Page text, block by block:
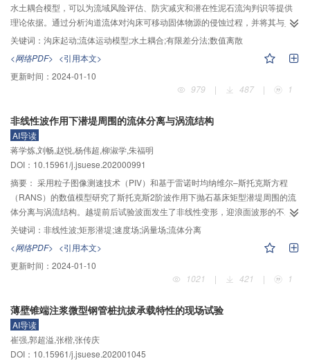
水土耦合模型，可以为流域风险评估、防灾减灾和潜在性泥石流沟判识等提供
理论依据。通过分析沟道流体对沟床可移动固体物源的侵蚀过程，并将其与具
有时空变异性的坡面汇流及上空降雨进行合理耦合，建立了小流域沟道流体运
动的水土耦合模型；采用有限差分法对流体运动水土耦合模型进行时空离散，
得到了沟道流体运动数值离散模型；在此基础上，基于MATLAB语言编写了流
体运动数值离散模型的求解程序；同时，以来流流量及沟槽坡度为控制变量开
展了室内模型实验，观测不同工况条件下沟槽控制点处流体流深、流速以及流
发现在沟槽坡度保持不变的条件下，沟槽控制点处流体流深及流体流速与来流
流量之间呈正相关关系，流体容重与来流流量之间呈负相关关系；同时，将沟
槽控制点处流体流深、流速以及流体容重的数值求解结果与实验测量结果进行
对比分析，发现流体流速和流体容重的模拟精度均高于90%，流体流深的模拟
精度高于80%。表明所建立的小流域沟道流体运动的水土耦合模型基本合理，
所采用的数值离散方法及所编写的模型求解程序较为可行。
关键词： 沟床起动;流体运动模型;水土耦合;有限差分法;数值离散
<网络PDF> <引用本文>
更新时间： 2024-01-10
979
| 487 | 1
非线性波作用下潜堤周围的流体分离与涡流结构
AI导读
蒋学炼,刘畅,赵悦,杨伟超,柳淑学,朱福明
DOI：10.15961/j.jsuese.202000991
摘要： 采用粒子图像测速技术（PIV）和基于雷诺时均纳维尔–斯托克斯方程
（RANS）的数值模型研究了斯托克斯2阶波作用下抛石基床矩型潜堤周围的流
体分离与涡流结构。越堤前后试验波面发生了非线性变形，迎浪面波形的不对
称度和偏度分别为–0.21和0.04，波面前倾，背浪面波形的不对称度和偏度分别
为–0.39和0.99，相对于垂直轴和水平轴的不对称性更显著。由PIV数据得到的
相平均速度场和涡量场显示，迎浪面和背浪面周期性地生成顺时针涡和逆时针
涡，但均未能充分发展，由随后到来的变向水流携带与自由液面或结构表面相
互作用而耗散。迎浪区域的涡对运动范围较窄，局限于距离堤面约0.5倍
大，局限于距离堤背约1倍Keulegan–Carpenter数的范围内，波能损耗大。迎
浪基肩上存在一个小型环流系统，影响范围约2个水质点运动轨迹，可能引起局
部冲刷。基于RANS–VOF（volume of fluid）格式构建了数值波浪水槽，借助
试验数据探讨了不同造波方法的适用性和海绵层的消能效果，进一步研究了边
关键词： 非线性波;矩形潜堤;速度场;涡量场;流体分离
<网络PDF> <引用本文>
更新时间： 2024-01-10
1021
| 421 | 1
薄壁锥端注浆微型钢管桩抗拔承载特性的现场试验
AI导读
崔强,郭超溢,张楷,张传庆
DOI：10.15961/j.jsuese.202001045